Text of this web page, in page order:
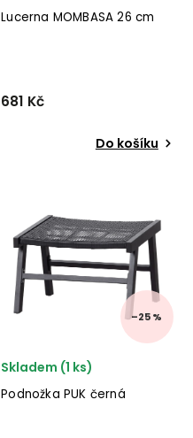
Lucerna MOMBASA 26 cm
681 Kč
Do košíku
kombinaci ratanu, juty a
skla. ✅ krásný nábytek
✅ kvalitní materiály
✅ nejnižší cena ✅ 30ti denní
–25 %
Podnožka PUK černá
Skladem (1 ks)